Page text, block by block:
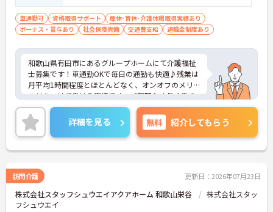
車通勤可 資格取得サポート
産休･育休･介護休暇取得実績あり
ボーナス・賞与あり
社会保険完備 交通費支給 退職金制度あり
和歌山県有田市にあるグループホームにて介護福祉
士募集です！車通勤OKで毎日の通勤も快適♪残業は
月平均1時間程度とほとんどなく、オンオフのメリ
ハリをつけて働ける環境です。「無理なく長く働き
たい」「働きやすさを重視したい」という方にもお
すすめの職場です◎れます！ご興味のある方には、
面接対策ポイントなど、さらに詳細をご案内します
のでお気軽にご相談ください！
詳細を見る 無料 紹介してもらう
訪問介護 更新日：2026年07月23日
株式会社スタッフシュウエイアクアホーム 和歌山栄谷
株式会社スタッ
フシュウエイ